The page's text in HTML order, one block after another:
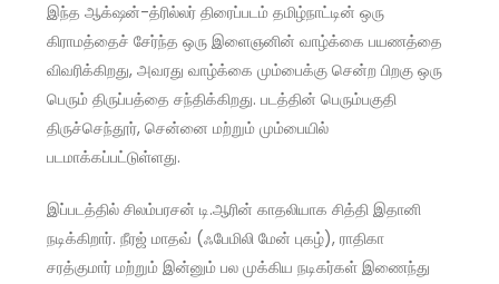
இந்த ஆக்‌ஷன்-த்ரில்லர் திரைப்படம் தமிழ்நாட்டின் ஒரு
கிராமத்தைச் சேர்ந்த ஒரு இளைஞனின் வாழ்க்கை பயணத்தை
விவரிக்கிறது, அவரது வாழ்க்கை மும்பைக்கு சென்ற பிறகு ஒரு
பெரும் திருப்பத்தை சந்திக்கிறது. படத்தின் பெரும்பகுதி
திருச்செந்தூர், சென்னை மற்றும் மும்பையில்
படமாக்கப்பட்டுள்ளது.
இப்படத்தில் சிலம்பரசன் டி.ஆரின் காதலியாக சித்தி இதானி
நடிக்கிறார். நீரஜ் மாதவ் (ஃபேமிலி மேன் புகழ்), ராதிகா
சரத்குமார் மற்றும் இன்னும் பல முக்கிய நடிகர்கள் இணைந்து